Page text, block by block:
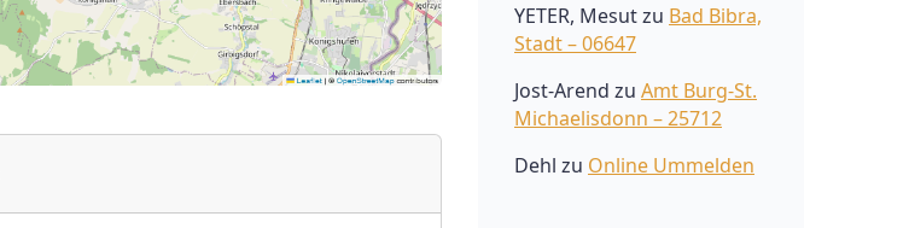
YETER, Mesutzu Bad Bibra,
Stadt – 06647
Jost-Arend zu Amt Burg-St.
Michaelisdonn – 25712
Dehl zu Online Ummelden